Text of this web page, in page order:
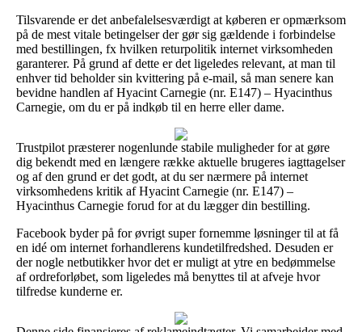
Tilsvarende er det anbefalelsesværdigt at køberen er opmærksom
på de mest vitale betingelser der gør sig gældende i forbindelse
med bestillingen, fx hvilken returpolitik internet virksomheden
garanterer. På grund af dette er det ligeledes relevant, at man til
enhver tid beholder sin kvittering på e-mail, så man senere kan
bevidne handlen af Hyacint Carnegie (nr. E147) – Hyacinthus
Carnegie, om du er på indkøb til en herre eller dame.
Trustpilot præsterer nogenlunde stabile muligheder for at gøre
dig bekendt med en længere række aktuelle brugeres iagttagelser
og af den grund er det godt, at du ser nærmere på internet
virksomhedens kritik af Hyacint Carnegie (nr. E147) –
Hyacinthus Carnegie forud for at du lægger din bestilling.
Facebook byder på for øvrigt super fornemme løsninger til at få
en idé om internet forhandlerens kundetilfredshed. Desuden er
der nogle netbutikker hvor det er muligt at ytre en bedømmelse
af ordreforløbet, som ligeledes må benyttes til at afveje hvor
tilfredse kunderne er.